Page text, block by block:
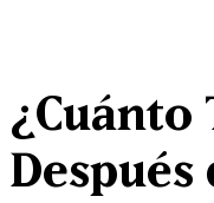
¿Cuánto
Después